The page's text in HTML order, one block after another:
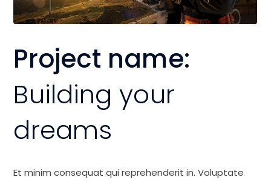
Project name:
Building your
dreams
Et minim consequat qui reprehenderit in. Voluptate